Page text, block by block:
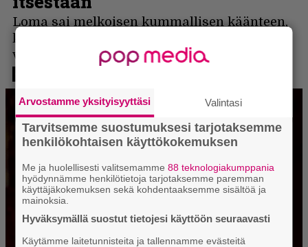
Arvostamme yksityisyyttäsi Valintasi
Tarvitsemme suostumuksesi tarjotaksemme
henkilökohtaisen käyttökokemuksen
Me ja huolellisesti valitsemamme88 teknologiakumppania
hyödynnämme henkilötietoja tarjotaksemme paremman
käyttäjäkokemuksen sekä kohdentaaksemme sisältöä ja
mainoksia.
Hyväksymällä suostut tietojesi käyttöön seuraavasti
Käytämme laitetunnisteita ja tallennamme evästeitä